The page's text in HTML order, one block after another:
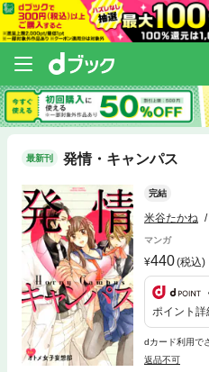
最新刊 発情・キャンパス
完結
米谷たかね
マンガ
440(税込)
ポイント詳
dカード利用で
返品不可